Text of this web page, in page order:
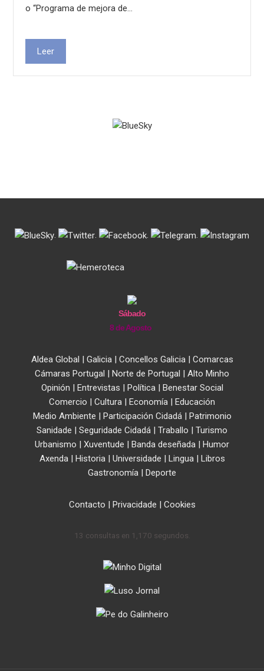
o “Programa de mejora de…
Leer
. . . .
Sábado
8 de Agosto
Aldea Global | Galicia| Concellos Galicia| Comarcas
Cámaras Portugal | Norte de Portugal | Alto Minho
Opinión | Entrevistas | Política| Benestar Social
Comercio | Cultura | Economía | Educación
Medio Ambiente | Participación Cidadá| Patrimonio
Sanidade | Seguridade Cidadá | Traballo | Turismo
Urbanismo | Xuventude | Banda deseñada | Humor
Axenda| Historia| Universidade | Lingua| Libros
Gastronomía | Deporte
Contacto | Privacidade | Cookies
13 consultas en 1,170 segundos.